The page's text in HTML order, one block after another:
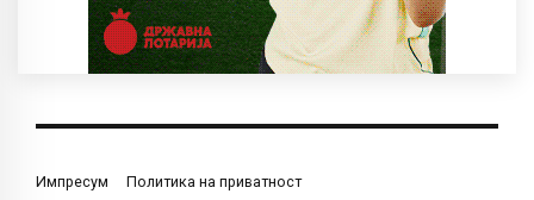
Импресум
Политика на приватност